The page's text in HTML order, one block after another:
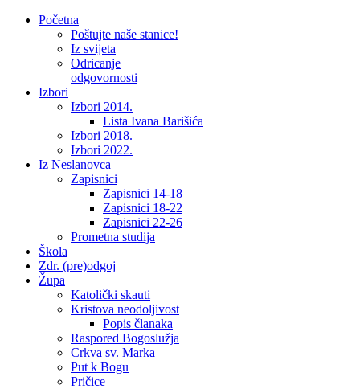
Početna
Poštujte naše stanice!
Iz svijeta
Odricanje
odgovornosti
Izbori
Izbori 2014.
Lista Ivana Barišića
Izbori 2018.
Izbori 2022.
Iz Neslanovca
Zapisnici
Zapisnici 14-18
Zapisnici 18-22
Zapisnici 22-26
Prometna studija
Škola
Zdr. (pre)odgoj
Župa
Katolički skauti
Kristova neodoljivost
Popis članaka
Raspored Bogoslužja
Crkva sv. Marka
Put k Bogu
Pričice